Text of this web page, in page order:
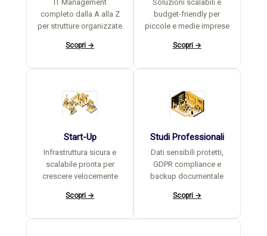
IT Management
completo dalla A alla Z
per strutture organizzate
Scopri →
Soluzioni scalabili e
budget-friendly per
piccole e medie imprese
Scopri →
Start-Up
Infrastruttura sicura e
scalabile pronta per
crescere velocemente
Scopri →
Studi Professionali
Dati sensibili protetti,
GDPR compliance e
backup documentale
Scopri →